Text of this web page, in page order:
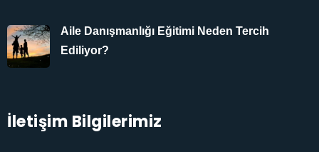
Aile Danışmanlığı Eğitimi Neden Tercih
Ediliyor?
İletişim Bilgilerimiz